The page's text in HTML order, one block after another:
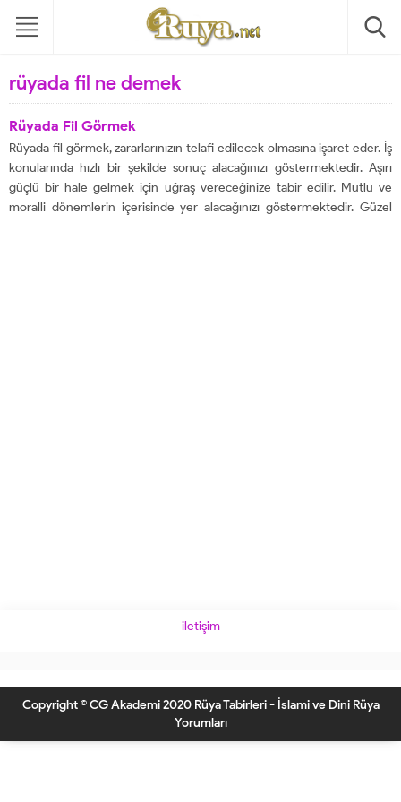
rüyada fil ne demek
Rüyada Fil Görmek
Rüyada fil görmek, zararlarınızın telafi edilecek olmasına işaret eder. İş
konularında hızlı bir şekilde sonuç alacağınızı göstermektedir. Aşırı
güçlü bir hale gelmek için uğraş vereceğinize tabir edilir. Mutlu ve
moralli dönemlerin içerisinde yer alacağınızı göstermektedir. Güzel
iletişim
Copyright © CG Akademi 2020 Rüya Tabirleri - İslami ve Dini Rüya
Yorumları